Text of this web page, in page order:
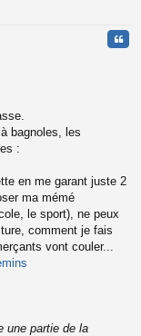
bagnoles, les
:
en me garant juste 2
ma mémé
le sport), ne peux
comment je fais
vont couler...
une partie de la